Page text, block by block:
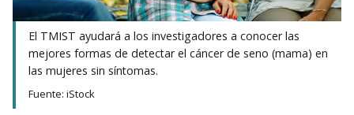
El TMIST ayudará a los investigadores a conocer las
mejores formas de detectar el cáncer de seno (mama) en
las mujeres sin síntomas.
Fuente: iStock